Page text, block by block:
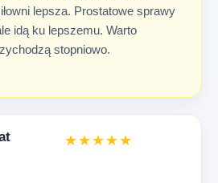
lepsza. Prostatowe sprawy
idą ku lepszemu. Warto
stopniowo.
★★★★★